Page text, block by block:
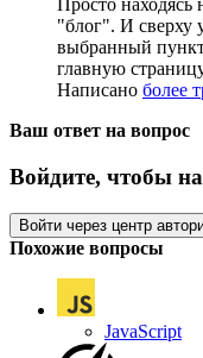
Просто находясь
"блог". И сверху
выбранный
главную
Написано более
Ваш ответ на вопрос
Войдите, чтобы
Войти через центр
Похожие вопросы
JavaScript